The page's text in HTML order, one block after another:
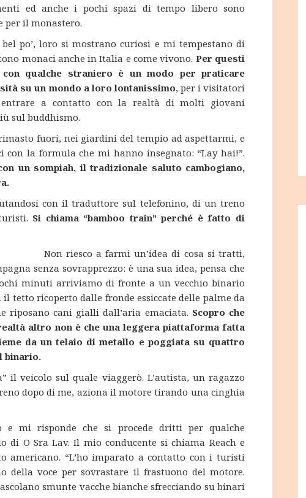
ed anche i pochi spazi di tempo libero sono
per il monastero.
po’, loro si mostrano curiosi e mi tempestano di
monaci anche in Italia e come vivono. Per questi
qualche straniero è un modo per praticare
su un mondo a loro lontanissimo, per i visitatori
a contatto con la realtà di molti giovani
sul buddhismo.
fuori, nei giardini del tempio ad aspettarmi, e
con la formula che mi hanno insegnato: “Lay hai!”.
un sompiah, il tradizionale saluto cambogiano,
con il traduttore sul telefonino, di un treno
Si chiama “bamboo train” perché è fatto di
Non riesco a farmi un’idea di cosa si tratti,
senza sovrapprezzo: è una sua idea, pensa che
minuti arriviamo di fronte a un vecchio binario
tetto ricoperto dalle fronde essiccate delle palme da
riposano cani gialli dall’aria emaciata. Scopro che
altro non è che una leggera piattaforma fatta
da un telaio di metallo e poggiata su quattro
binario.
il veicolo sul quale viaggerò. L’autista, un ragazzo
dopo di me, aziona il motore tirando una cinghia
e mi risponde che si procede dritti per qualche
O Sra Lav. Il mio conducente si chiama Reach e
americano. “L’ho imparato a contatto con i turisti
della voce per sovrastare il frastuono del motore.
smunte vacche bianche sfrecciando su binari